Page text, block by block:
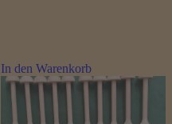
In den Warenkorb